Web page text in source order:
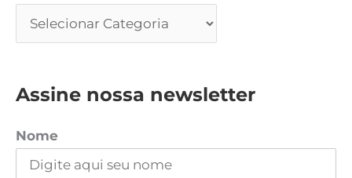
Assine nossa newsletter
Nome